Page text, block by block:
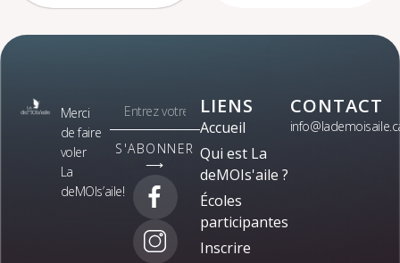
Merci
de faire
voler
La
deMOIs’aile!
S'ABONNER
⟶
LIENS
Accueil
Qui est La
deMOIs'aile ?
Écoles
participantes
Inscrire
CONTACT